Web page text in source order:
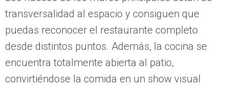
transversalidad al espacio y consiguen que
puedas reconocer el restaurante completo
desde distintos puntos. Además, la cocina se
encuentra totalmente abierta al patio,
convirtiéndose la comida en un show visual